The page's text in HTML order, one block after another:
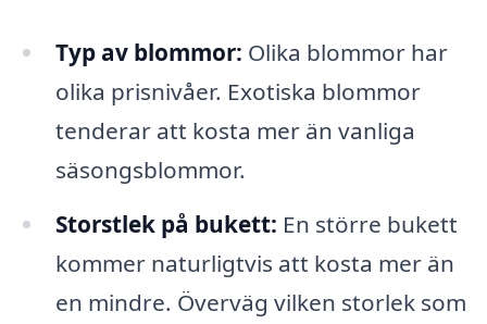
Typ av blommor: Olika blommor har
olika prisnivåer. Exotiska blommor
tenderar att kosta mer än vanliga
säsongsblommor.
Storstlek på bukett: En större bukett
kommer naturligtvis att kosta mer än
en mindre. Överväg vilken storlek som